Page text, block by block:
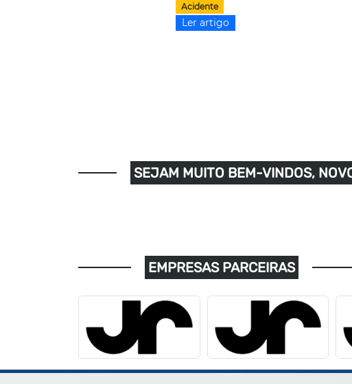
Acidente
Ler artigo
SEJAM MUITO BEM-VINDOS,
EMPRESAS PARCEIRAS